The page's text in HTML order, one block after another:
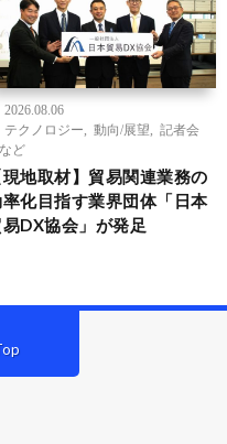
2026.08.06
テクノロジー
動向/展望
記者会
ど
現地取材】貿易関連業務の
化目指す業界団体「日本
易DX協会」が発足